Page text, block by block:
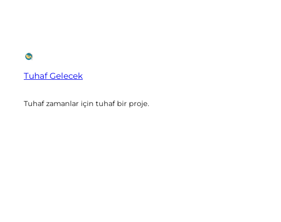
Tuhaf Gelecek
Tuhaf zamanlar için tuhaf bir proje.